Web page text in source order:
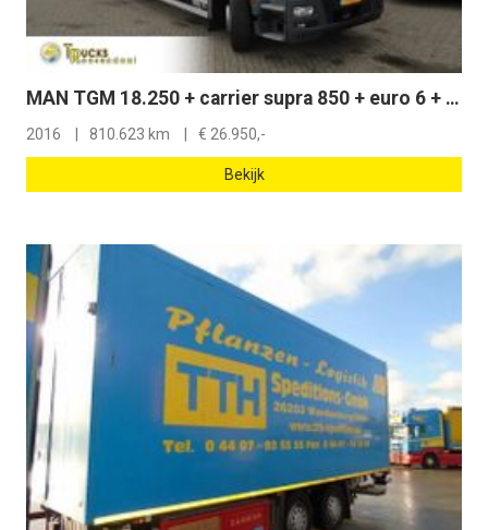
MAN TGM 18.250 + carrier supra 850 + euro 6 + lift + 19T
2016 810.623 km € 26.950,-
Bekijk